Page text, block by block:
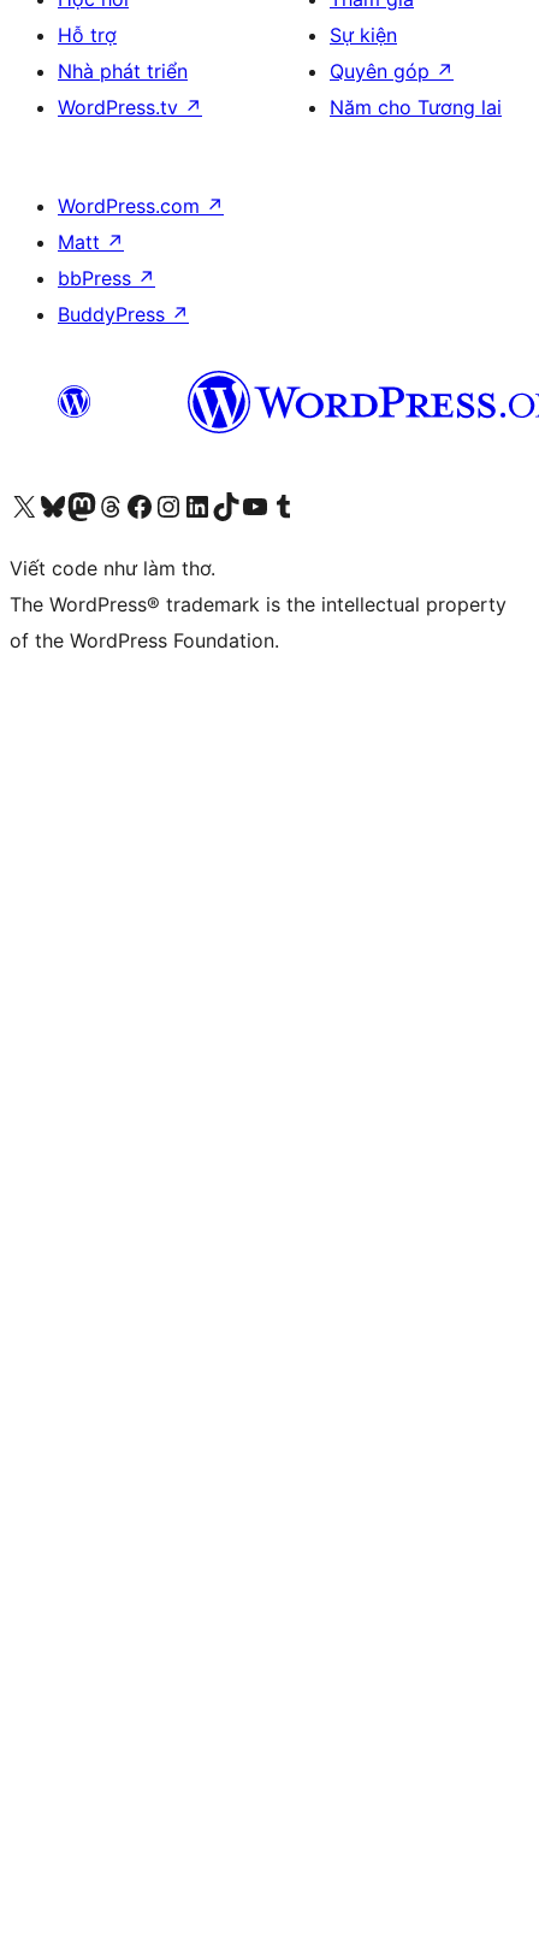
Hỗ trợ
Nhà phát triển
WordPress.tv ↗
Sự kiện
Quyên góp ↗
Năm cho Tương lai
WordPress.com ↗
Matt ↗
bbPress ↗
BuddyPress ↗
Truy cập tài khoản X (trước đây là Twitter) của chúng tôiVisit our Bluesky account
Visit our Mastodon account
Visit our Threads account
Xem trang Facebook của chúng tôiTruy cập tài khoản Instagram của chúng tôiTruy cập tài khoản LinkedIn của chúng tôiVisit our TikTok account
Truy cập kênh YouTube của chúng tôi Visit our Tumblr account
Viết code như làm thơ.
The WordPress® trademark is the intellectual property
of the WordPress Foundation.